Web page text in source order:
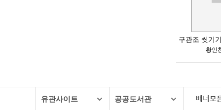
유관사이트 공공도서관 배너모